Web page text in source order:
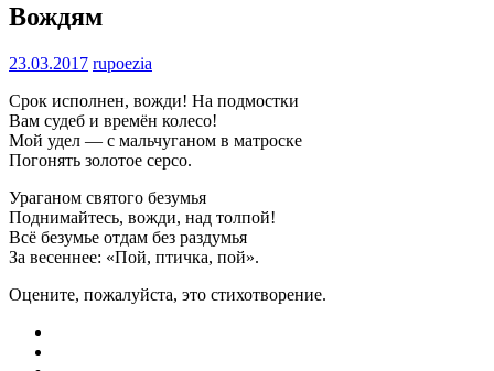
Вождям
23.03.2017 rupoezia
Срок исполнен, вожди! На подмостки
Вам судеб и времён колесо!
Мой удел — с мальчуганом в матроске
Погонять золотое серсо.
Ураганом святого безумья
Поднимайтесь, вожди, над толпой!
Всё безумье отдам без раздумья
За весеннее: «Пой, птичка, пой».
Оцените, пожалуйста, это стихотворение.